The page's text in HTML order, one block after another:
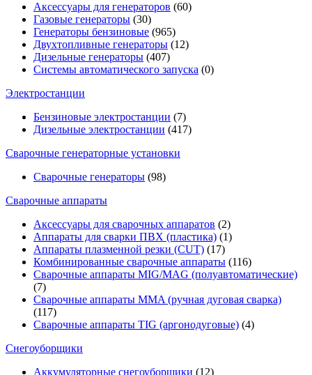
Аксессуары для генераторов (60)
Газовые генераторы (30)
Генераторы бензиновые (965)
Двухтопливные генераторы (12)
Дизельные генераторы (407)
Системы автоматического запуска (0)
Электростанции
Бензиновые электростанции (7)
Дизельные электростанции (417)
Сварочные генераторные установки
Сварочные генераторы (98)
Сварочные аппараты
Аксессуары для сварочных аппаратов (2)
Аппараты для сварки ПВХ (пластика) (1)
Аппараты плазменной резки (CUT) (17)
Комбинированные сварочные аппараты (116)
Сварочные аппараты MIG/MAG (полуавтоматические)
(7)
Сварочные аппараты MMA (ручная дуговая сварка)
(117)
Сварочные аппараты TIG (аргонодуговые) (4)
Снегоуборщики
Аккумуляторные снегоуборщики (12)